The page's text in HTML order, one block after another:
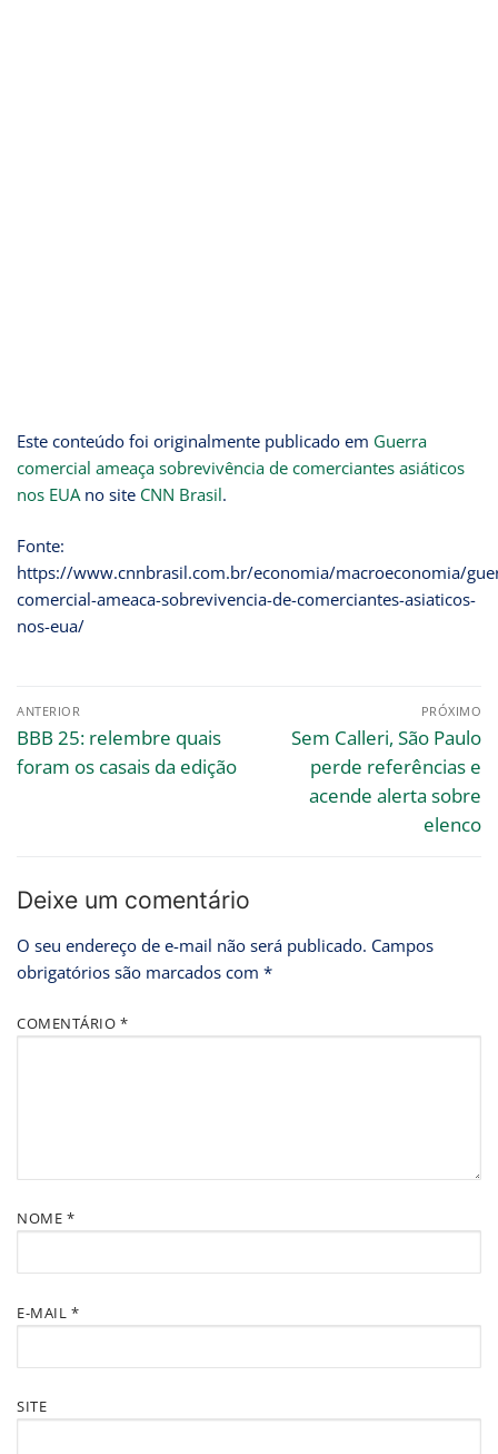
Este conteúdo foi originalmente publicado em Guerra
comercial ameaça sobrevivência de comerciantes asiáticos
nos EUAno site CNN Brasil.
Fonte:
https://www.cnnbrasil.com.br/economia/macroeconomia/
comercial-ameaca-sobrevivencia-de-comerciantes-asiaticos-
nos-eua/
ANTERIOR
BBB 25: relembre quais
foram os casais da edição
PRÓXIMO
Sem Calleri, São Paulo
perde referências e
acende alerta sobre
elenco
Deixe um comentário
O seu endereço de e-mail não será publicado. Campos
obrigatórios são marcados com *
COMENTÁRIO *
NOME *
E-MAIL *
SITE